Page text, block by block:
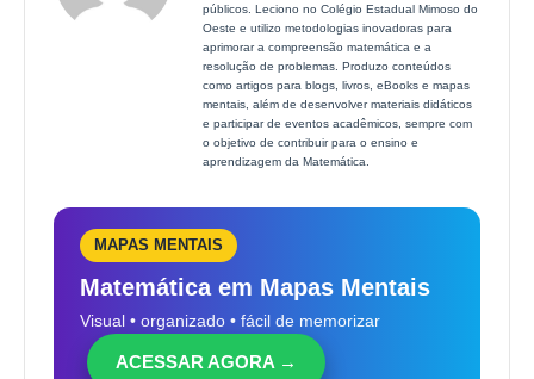
públicos. Leciono no Colégio Estadual Mimoso do
Oeste e utilizo metodologias inovadoras para
aprimorar a compreensão matemática e a
resolução de problemas. Produzo conteúdos
como artigos para blogs, livros, eBooks e mapas
mentais, além de desenvolver materiais didáticos
e participar de eventos acadêmicos, sempre com
o objetivo de contribuir para o ensino e
aprendizagem da Matemática.
MAPAS MENTAIS
Matemática em Mapas Mentais
Visual • organizado • fácil de memorizar
ACESSAR AGORA →